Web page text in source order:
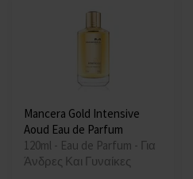
Mancera Gold Intensive
Aoud Eau de Parfum
120ml - Eau de Parfum - Για
Άνδρες Και Γυναίκες